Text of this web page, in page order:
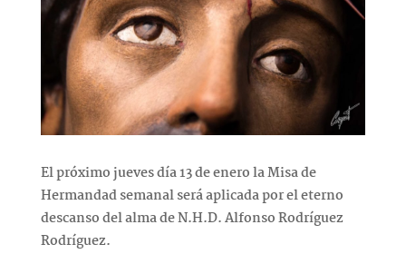
El próximo jueves día 13 de enero la Misa de
Hermandad semanal será aplicada por el eterno
descanso del alma de N.H.D. Alfonso Rodríguez
Rodríguez.